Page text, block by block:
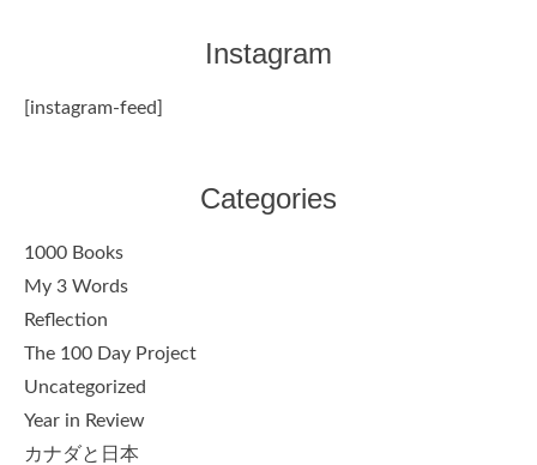
Instagram
[instagram-feed]
Categories
1000 Books
My 3 Words
Reflection
The 100 Day Project
Uncategorized
Year in Review
カナダと日本